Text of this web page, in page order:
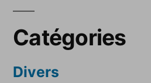
Catégories
Divers